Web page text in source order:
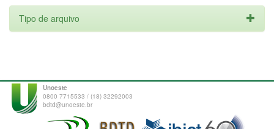
Tipo de arquivo
Unoeste
0800 7715533 / (18) 32292003
bdtd@unoeste.br